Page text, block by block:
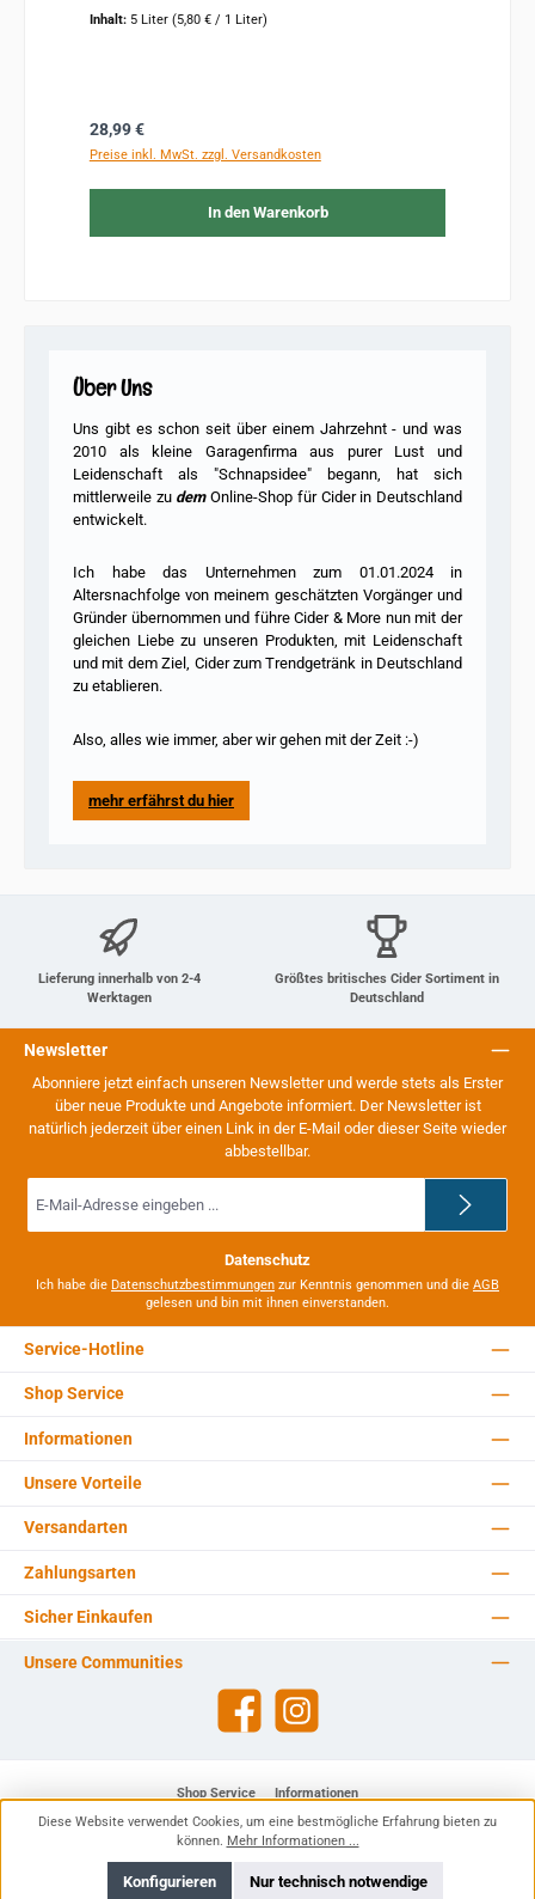
Inhalt: 5 Liter (5,80 € / 1 Liter)
Regulärer Preis:
28,99 €
Preise inkl. MwSt. zzgl. Versandkosten
In den Warenkorb
Über Uns
Uns gibt es schon seit über einem Jahrzehnt - und was
2010 als kleine Garagenfirmaaus purer Lust und
Leidenschaft als "Schnapsidee" begann, hat sich
mittlerweile zu demOnline-Shop für Cider in Deutschland
entwickelt.
Ich habe das Unternehmen zum 01.01.2024 in
Altersnachfolge von meinem geschätzten Vorgänger und
Gründer übernommen und führe Cider & More nun mit der
gleichen Liebe zu unseren Produkten, mit Leidenschaft
und mit dem Ziel, Cider zum Trendgetränk in Deutschland
zu etablieren.
Also, alles wie immer, aber wir gehen mit der Zeit :-)
mehr erfährst du hier
Lieferung innerhalb von 2-4
Werktagen
Größtes britisches Cider Sortiment in
Deutschland
Newsletter
Abonniere jetzt einfach unseren Newsletter und werde stets als Erster
über neue Produkte und Angebote informiert. Der Newsletter ist
natürlich jederzeit über einen Link in der E-Mail oder dieser Seite wieder
abbestellbar.
Mail-
Datenschutz
Ich habe die Datenschutzbestimmungen zur Kenntnis genommen und die AGB
gelesen und bin mit ihnen einverstanden.
Service-Hotline
Shop Service
Informationen
Unsere Vorteile
Versandarten
Zahlungsarten
Sicher Einkaufen
Unsere Communities
Facebook Instagram
Shop Service Informationen
Alle Preise inkl. gesetzl. Mehrwertsteuer zzgl.Versandkosten
Diese Website verwendet Cookies, um eine bestmögliche Erfahrung bieten zu
können. Mehr Informationen ...
Nur technisch notwendige
Konfigurieren